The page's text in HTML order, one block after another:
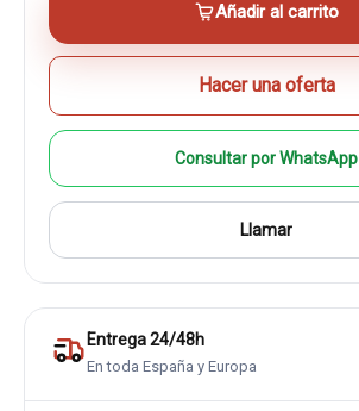
Añadir al carrito
Hacer una oferta
Consultar por WhatsApp
Llamar
Entrega 24/48h
En toda España y Europa